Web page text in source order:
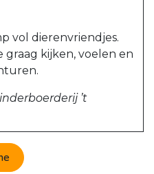
vol dierenvriendjes.
kijken, voelen en
’t